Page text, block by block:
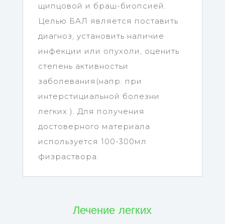
щипцовой и браш-биопсией.
Целью БАЛ является поставить
диагноз, установить наличие
инфекции или опухоли, оценить
степень активностьи
заболевания(напр. при
интерстициальной болезни
легких ). Для получения
достоверного материала
используется 100-300мл
физраствора.
Лечение легких